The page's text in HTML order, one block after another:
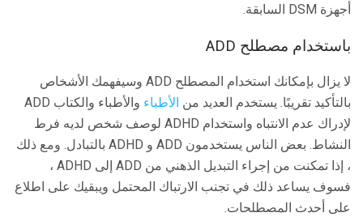
أجهزة DSM السابقة.
باستخدام مصطلح ADD
لا يزال بإمكانك استخدام المصطلح ADD وسيفهمك الأشخاص
بالتأكيد تقريبًا. يستخدم العديد من الأطباء
والأطباء والكتاب ADD
لإدراك عدم الانتباه واستخدام ADHD لوصف شخص لديه فرط
النشاط. بعض الناس يستخدمون ADD و ADHD بالتبادل. ومع ذلك
، إذا تمكنت من إجراء التبديل الذهني من ADD إلى ADHD ،
فسوف يساعد ذلك في تجنب الارتباك المحتمل ويبقيك على اطلاع
على أحدث المصطلحات.